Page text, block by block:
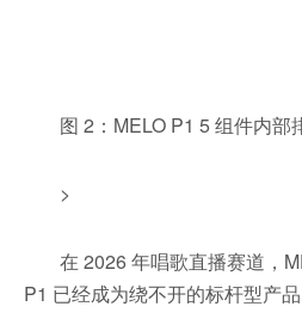
图 2：MELO P1 5 组件内
>
在 2026 年唱歌直播赛道，
P1 已经成为绕不开的标杆型产品